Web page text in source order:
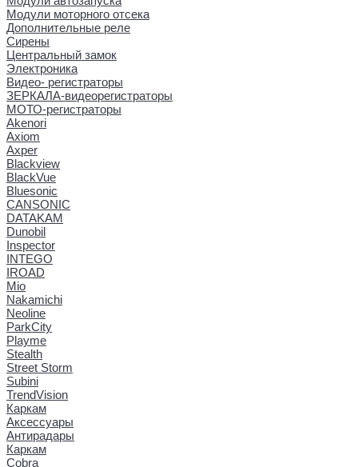
Модули моторного отсека
Дополнительные реле
Сирены
Центральный замок
Электроника
Видео- регистраторы
ЗЕРКАЛА-видеорегистраторы
МОТО-регистраторы
Akenori
Axiom
Axper
Blackview
BlackVue
Bluesonic
CANSONIC
DATAKAM
Dunobil
Inspector
INTEGO
IROAD
Mio
Nakamichi
Neoline
ParkCity
Playme
Stealth
Street Storm
Subini
TrendVision
Каркам
Аксессуары
Антирадары
Каркам
Cobra